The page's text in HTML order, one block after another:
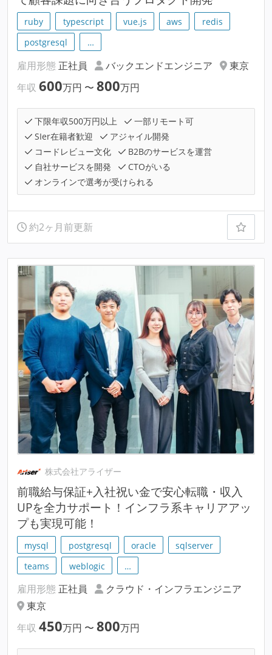
ruby typescript vue.js aws
redis
postgresql
…
雇用形態 正社員 バックエンドエンジニア
東京
年収 600万円 〜 800万円
下限年収500万円以上
一部リモート可
SIer在籍者歓迎
アジャイル開発
コードレビュー文化
B2Bのサービスを運営
自社サービスを開発
CTOがいる
オンラインで選考が受けられる
約2ヶ月前更新
株式会社アライザー
前職給与保証+入社祝い金で安心転職・収入
UPを全力サポート！インフラ系キャリアアッ
プも実現可能！
mysql postgresql oracle
sqlserver
teams
weblogic …
雇用形態 正社員
クラウド・インフラエンジニア
東京
年収 450万円 〜 800万円